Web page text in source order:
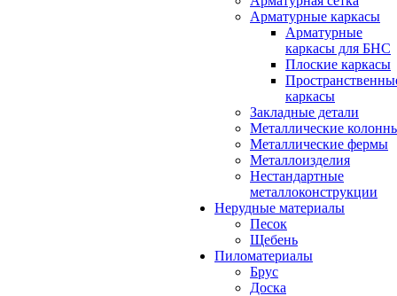
Арматурные каркасы
Арматурные
каркасы для БНС
Плоские каркасы
каркасы
Закладные детали
Металлические
Металлические фермы
Металлоизделия
Нестандартные
металлоконструкции
Нерудные материалы
Песок
Щебень
Пиломатериалы
Брус
Доска